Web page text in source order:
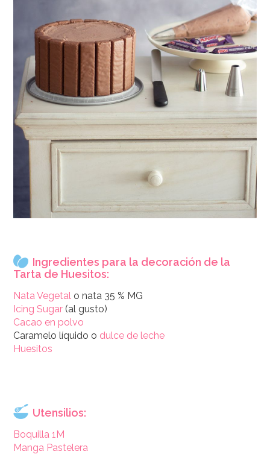
Ingredientes para la decoración de la
Tarta de Huesitos:
Nata Vegetal o nata 35 % MG
Icing Sugar (al gusto)
Cacao en polvo
Caramelo líquido o dulce de leche
Huesitos
Utensilios:
Boquilla 1M
Manga Pastelera